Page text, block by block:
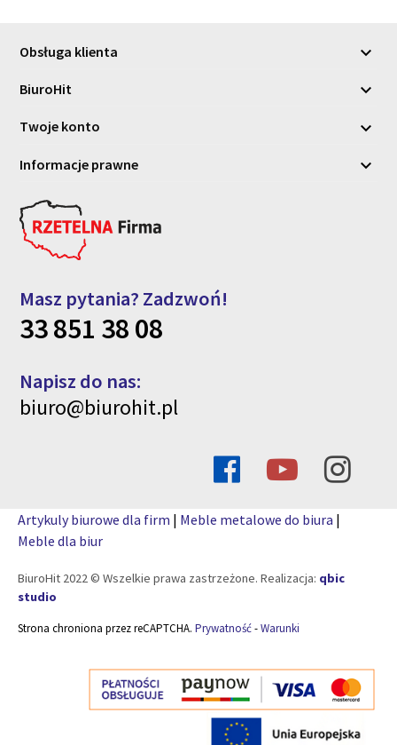
Obsługa klienta 
BiuroHit 
Twoje konto 
Informacje prawne 
Masz pytania? Zadzwoń!
33 851 38 08
Napisz do nas:
biuro@biurohit.pl
Artykuly biurowe dla firm | Meble metalowe do biura |
Meble dla biur
BiuroHit 2022 © Wszelkie prawa zastrzeżone. Realizacja: qbic
studio
Strona chroniona przez reCAPTCHA. Prywatność-Warunki